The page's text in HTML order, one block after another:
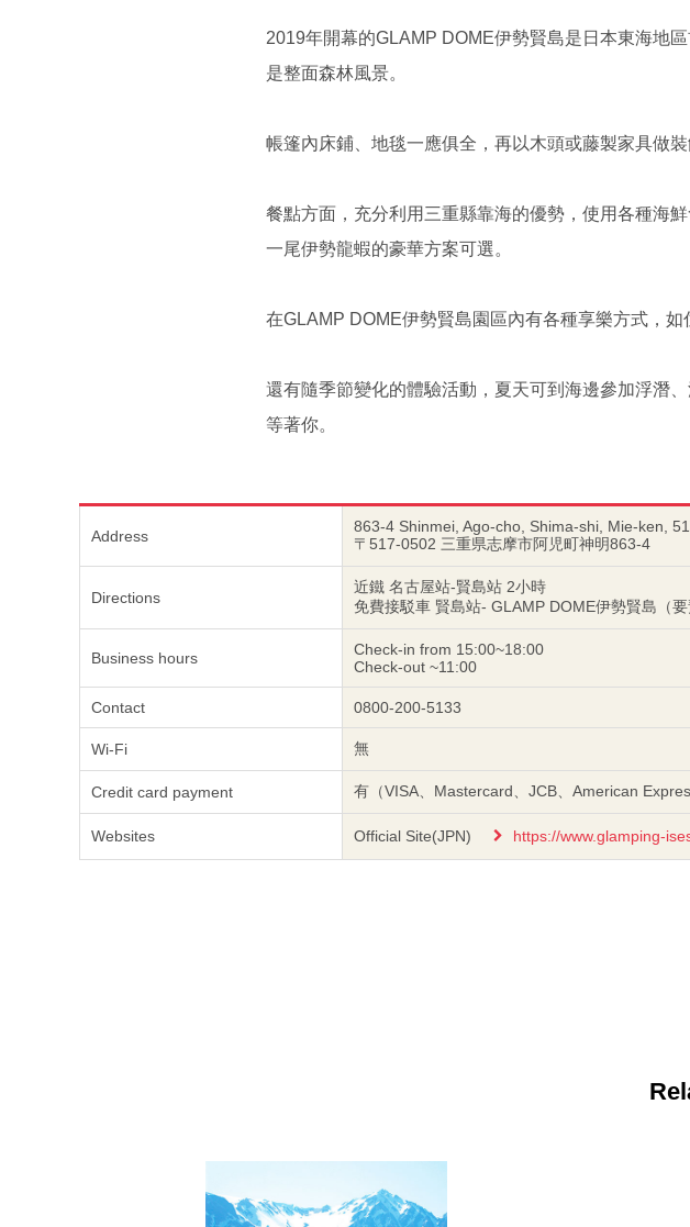
2019年開幕的GLAMP DOME伊勢賢島是日本東海地
是整面森林風景。
帳篷內床鋪、地毯一應俱全，再以木頭或藤製家具做裝
餐點方面，充分利用三重縣靠海的優勢，使用各種海
一尾伊勢龍蝦的豪華方案可選。
在GLAMP DOME伊勢賢島園區內有各種享樂方式，
還有隨季節變化的體驗活動，夏天可到海邊參加浮潛
等著你。
Address
863-4 Shinmei, Ago-cho, Shima-shi, Mie-ken,
〒517-0502 三重県志摩市阿児町神明863-4
Directions
近鐵 名古屋站-賢島站 2小時
免費接駁車 賢島站- GLAMP DOME伊勢賢島（要
Business hours
Check-in from 15:00~18:00
Check-out ~11:00
Contact 0800-200-5133
Wi-Fi 無
Credit card payment 有（VISA、Mastercard、JCB、American
Websites Official Site(JPN) https://www.glamping-